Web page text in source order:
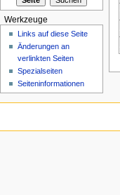
Werkzeuge
Links auf diese Seite
Änderungen an
verlinkten Seiten
Spezialseiten
Seiteninformationen